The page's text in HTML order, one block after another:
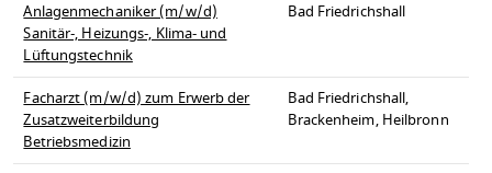
Anlagenmechaniker (m/w/d)
Sanitär-, Heizungs-, Klima- und
Lüftungstechnik
Bad Friedrichshall
Facharzt (m/w/d) zum Erwerb der
Zusatzweiterbildung
Betriebsmedizin
Bad Friedrichshall,
Brackenheim, Heilbronn